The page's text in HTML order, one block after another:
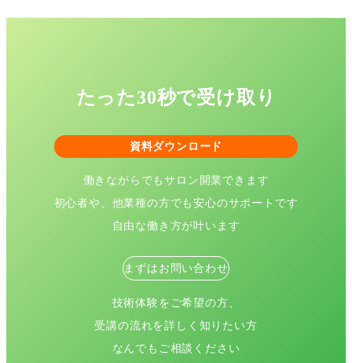
たった30秒で受け取り
資料ダウンロード
働きながらでもサロン開業できます
初心者や、他業種の方でも安心のサポートです
自由な働き方が叶います
まずはお問い合わせ
技術体験をご希望の方、
受講の流れを詳しく知りたい方
なんでもご相談ください